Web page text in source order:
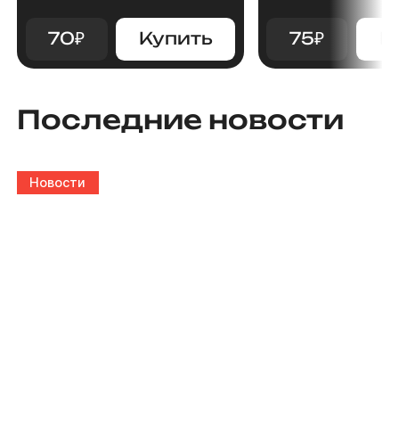
70₽ Купить 75₽
Последние новости
Новости